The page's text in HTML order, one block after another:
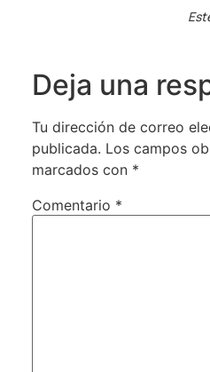
Deja una
Tu dirección de correo
publicada. Los campos
marcados con *
Comentario *